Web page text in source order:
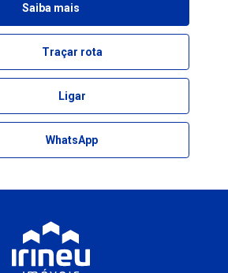
Saiba mais
Traçar rota
Ligar
WhatsApp